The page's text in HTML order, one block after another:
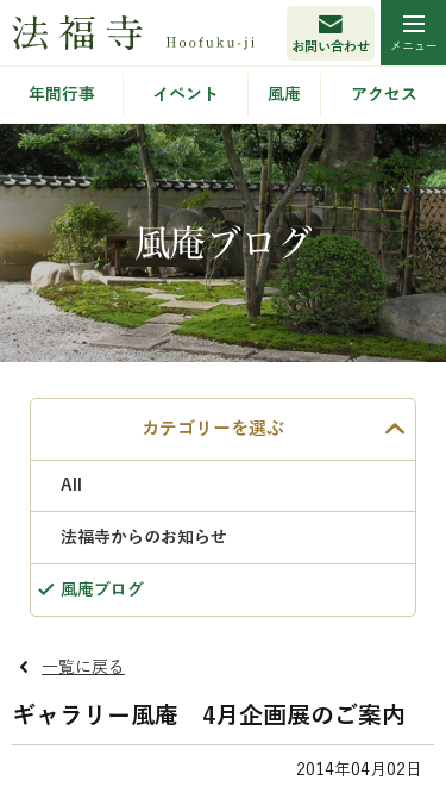
お問い合わせ
年間行事 イベント 風庵 アクセス
風庵ブログ
カテゴリーを選ぶ
All
法福寺からのお知らせ
風庵ブログ
一覧に戻る
ギャラリー風庵 4月企画展のご案内
2014年04月02日